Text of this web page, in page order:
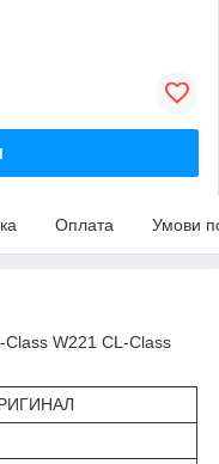
Оплата Умови
W221 CL-Class